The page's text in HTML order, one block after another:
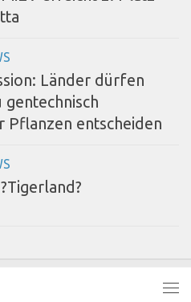
Länder dürfen
gentechnisch
Pflanzen entscheiden